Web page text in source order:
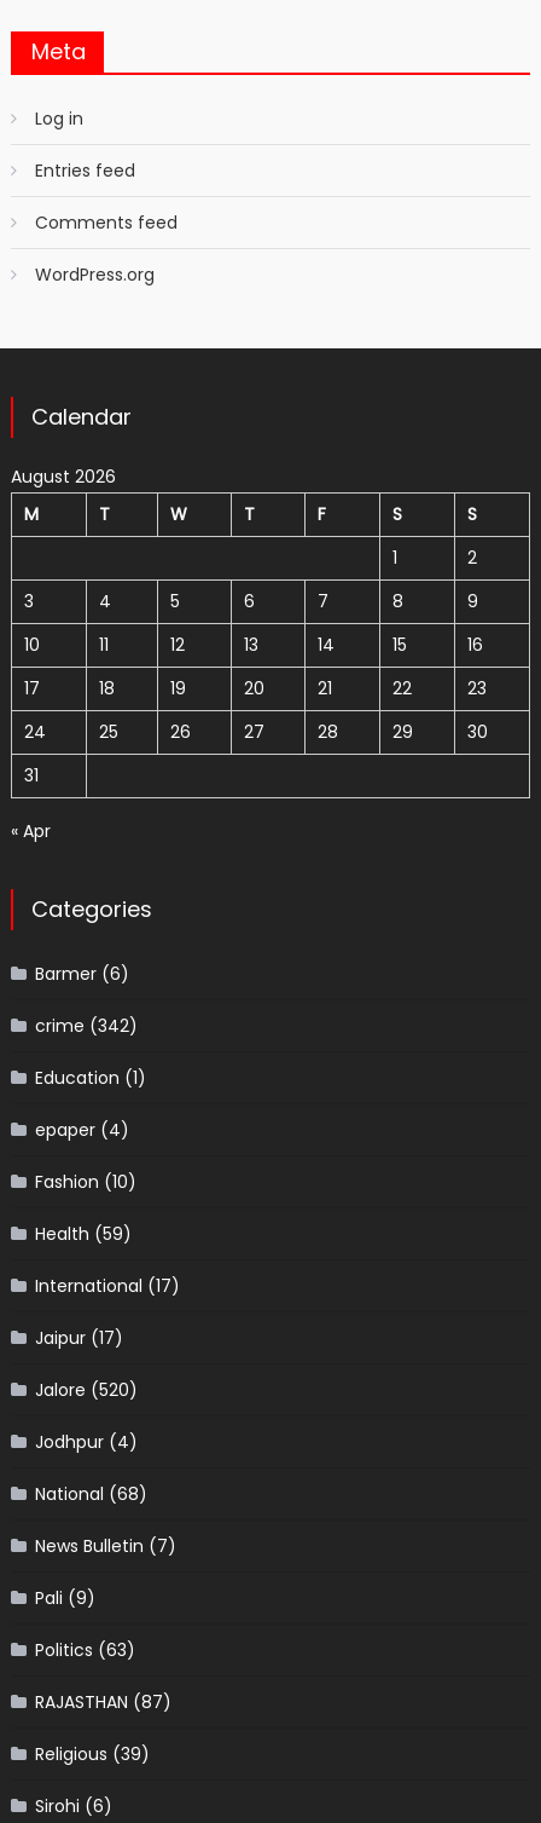
Meta
Log in
Entries feed
Comments feed
WordPress.org
Calendar
August 2026
M
T W T F S
S
1
2
3
4 5 6 7 8
9
10
11 12 13 14 15
16
17
18 19 20 21 22
23
24
25 26 27 28 29
30
31
« Apr
Categories
Barmer(6)
crime (342)
Education (1)
epaper(4)
Fashion (10)
Health (59)
International (17)
Jaipur(17)
Jalore (520)
Jodhpur(4)
National (68)
News Bulletin (7)
Pali (9)
Politics (63)
RAJASTHAN (87)
Religious (39)
Sirohi (6)